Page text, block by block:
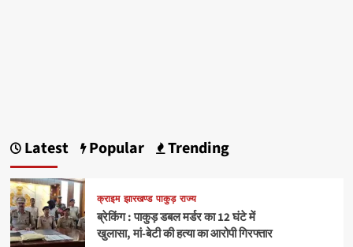
Latest Popular Trending
क्राइम झारखण्ड पाकुड़ राज्य
ब्रेकिंग : पाकुड़ डबल मर्डर का 12 घंटे में
खुलासा, मां-बेटी की हत्या का आरोपी गिरफ्तार